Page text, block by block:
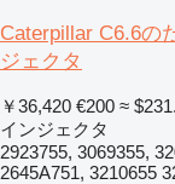
Caterpillar C6.6の
ジェクタ
￥36,420 €200 ≈
インジェクタ
2923755, 3069355,
2645A751, 3210655